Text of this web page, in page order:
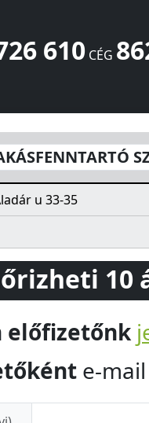
610CÉG
Zsélyi Aladár u
u 33-35
előfizetőnk
e-